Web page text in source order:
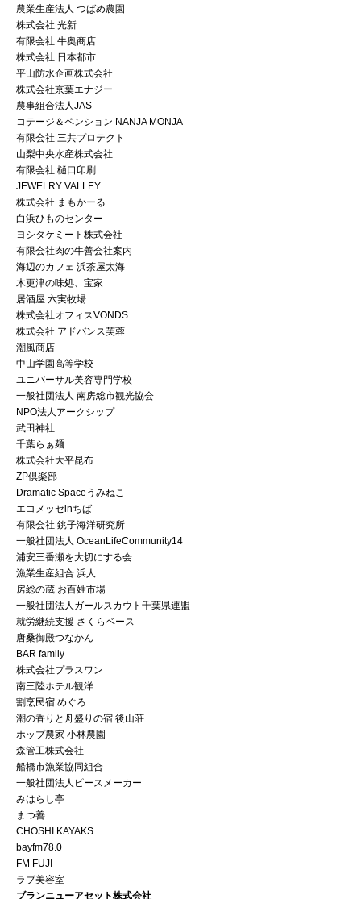
農業生産法人 つばめ農園
株式会社 光新
有限会社 牛奥商店
株式会社 日本都市
平山防水企画株式会社
株式会社京葉エナジー
農事組合法人JAS
コテージ＆ペンション NANJA MONJA
有限会社 三共プロテクト
山梨中央水産株式会社
有限会社 樋口印刷
JEWELRY VALLEY
株式会社 まもかーる
白浜ひものセンター
ヨシタケミート株式会社
有限会社肉の牛善会社案内
海辺のカフェ 浜茶屋太海
木更津の味処、宝家
居酒屋 六実牧場
株式会社オフィスVONDS
株式会社 アドバンス芙蓉
潮風商店
中山学園高等学校
ユニバーサル美容専門学校
一般社団法人 南房総市観光協会
NPO法人アークシップ
武田神社
千葉らぁ麺
株式会社大平昆布
ZP倶楽部
Dramatic Spaceうみねこ
エコメッセinちば
有限会社 銚子海洋研究所
一般社団法人 OceanLifeCommunity14
浦安三番瀬を大切にする会
漁業生産組合 浜人
房総の蔵 お百姓市場
一般社団法人ガールスカウト千葉県連盟
就労継続支援 さくらベース
唐桑御殿つなかん
BAR family
株式会社プラスワン
南三陸ホテル観洋
割烹民宿 めぐろ
潮の香りと舟盛りの宿 後山荘
ホップ農家 小林農園
森管工株式会社
船橋市漁業協同組合
一般社団法人ピースメーカー
みはらし亭
まつ善
CHOSHI KAYAKS
bayfm78.0
FM FUJI
ラブ美容室
ブランニューアセット株式会社